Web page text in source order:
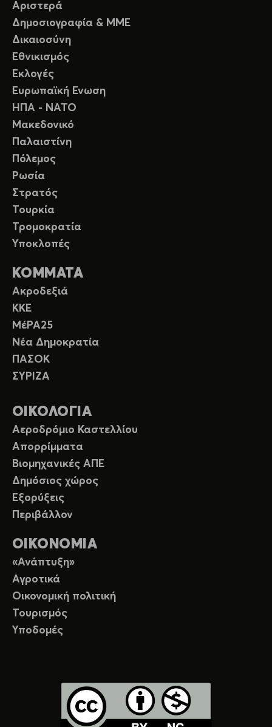
Αριστερά
Δημοσιογραφία & ΜΜΕ
Δικαιοσύνη
Εθνικισμός
Εκλογές
Ευρωπαϊκή Ενωση
ΗΠΑ - ΝΑΤΟ
Μακεδονικό
Παλαιστίνη
Πόλεμος
Ρωσία
Στρατός
Τουρκία
Τρομοκρατία
Υποκλοπές
ΚΟΜΜΑΤΑ
Ακροδεξιά
ΚΚΕ
ΜέΡΑ25
Νέα Δημοκρατία
ΠΑΣΟΚ
ΣΥΡΙΖΑ
ΟΙΚΟΛΟΓΙΑ
Αεροδρόμιο Καστελλίου
Απορρίμματα
Βιομηχανικές ΑΠΕ
Δημόσιος χώρος
Εξορύξεις
Περιβάλλον
ΟΙΚΟΝΟΜΙΑ
«Ανάπτυξη»
Αγροτικά
Οικονομική πολιτική
Τουρισμός
Υποδομές